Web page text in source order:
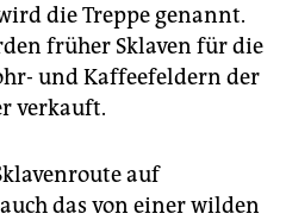
die Treppe genannt.
früher Sklaven für die
und Kaffeefeldern der
verkauft.
auf
das von einer wilden